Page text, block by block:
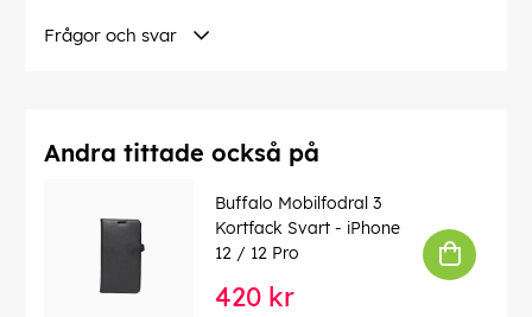
Frågor och svar
Andra tittade också på
Buffalo Mobilfodral 3
Kortfack Svart - iPhone
12 / 12 Pro
420 kr